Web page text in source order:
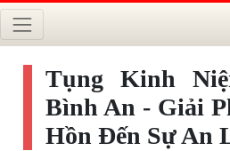
Tụng Kinh
Bình An - Giải
Hồn Đến Sự An